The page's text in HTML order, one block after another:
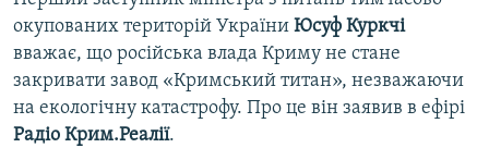
ІНФОГРАФІКА
ДОЛУЧАЙСЯ!
Усі сайти RFE/RL
окупованих територій України Юсуф Куркчі
вважає, що російська влада Криму не стане
закривати завод «Кримський титан», незважаючи
на екологічну катастрофу. Про це він заявив в ефірі
Радіо Крим.Реалії.